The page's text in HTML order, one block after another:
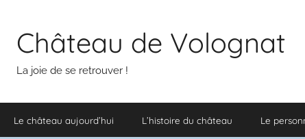
contenuChâteau de Volognat
La joie de se retrouver !
Le château aujourd’hui L’histoire du château Le